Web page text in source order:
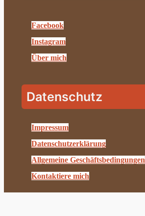
Facebook
Instagram
Über mich
Datenschutz
Impressum
Datenschutzerklärung
Allgemeine Geschäftsbedingungen
Kontaktiere mich